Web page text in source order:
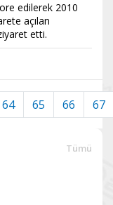
edilerek 2010
açılan
etti.
64 65 66 67
Tümü